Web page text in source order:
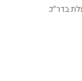
בדר״כ